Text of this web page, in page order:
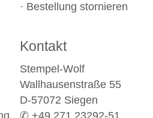
Bestellung stornieren
Kontakt
Stempel-Wolf
Wallhausenstraße 55
D-57072 Siegen
✆ +49 271 23292-51